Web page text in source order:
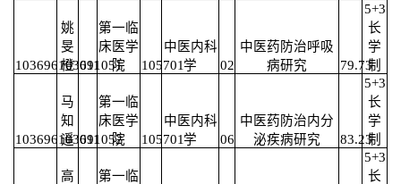
103696103691051
姚
旻
橙 011
第一临
床医学
院
105701
中医内科
学
02
中医药防治呼吸
病研究
79.73
5+3
长
学
制
103696103691052
马
知
遥 011
第一临
床医学
院
105701
中医内科
学
06
中医药防治内分
泌疾病研究
83.23
5+3
长
学
制
高
第一临
5+3
长